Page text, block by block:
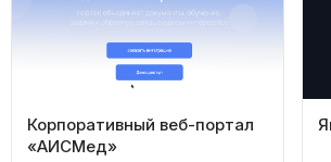
Корпоративный веб-портал
«АИСМед»